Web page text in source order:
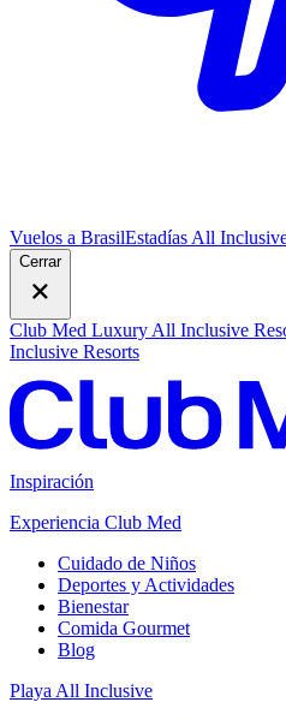
Vuelos a BrasilEstadías All
Cerrar
Club Med Luxury All Inclusive
Inclusive Resorts
Inspiración
Experiencia Club Med
Cuidado de Niños
Deportes y Actividades
Bienestar
Comida Gourmet
Blog
Playa All Inclusive